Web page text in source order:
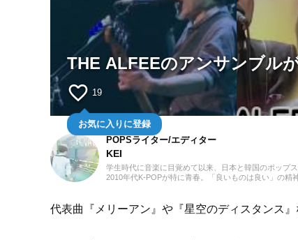
THE ALFEEのアンサンブル
favorite_border 19
お気に入りに登録
POPSライター/エディター
KEI
学生時代に音楽に目覚めて以来、日本と韓国のポップ
2010年代K-POPが特に青春。「良いものは良い」の
代表曲『メリーアン』や『星空のディスタンス